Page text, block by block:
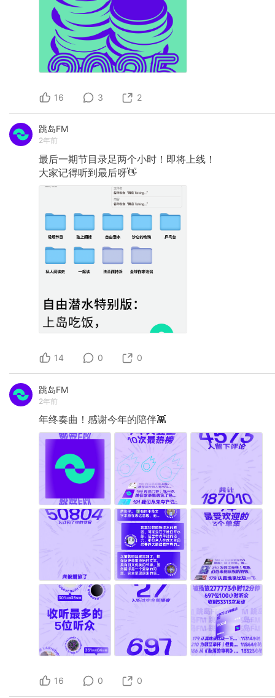
16 3 2
跳岛FM
2年前
最后一期节目录足两个小时！即将上线！
大家记得听到最后呀👋
14 0 0
跳岛FM
2年前
年终奏曲！感谢今年的陪伴👾
16 0 0